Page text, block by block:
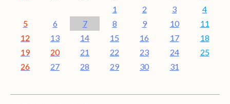
1
2 3
4
5
6 7 8 9 10
11
12
13 14 15 16 17
18
19
20 21 22 23 24
25
26
27 28 29 30 31